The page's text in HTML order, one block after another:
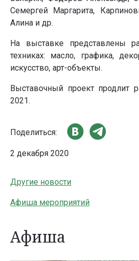
Семергей Маргарита,
Алина и др.
На выставке представлены
техниках: масло, графика,
искусство, арт-объекты.
Выставочный проект продлит
2021.
Поделиться:
2 декабря 2020
Другие новости
Афиша мероприятий
Афиша